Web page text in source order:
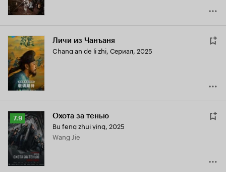
Личи из Чанъаня
Chang an de li zhi, Сериал, 2025
Рейтинг
Кинопоиска
7.9
7.9 Охота за тенью
Bu feng zhui ying, 2025
Wang Jie